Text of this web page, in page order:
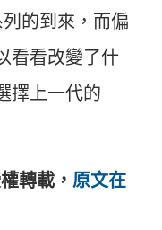
的到來，而偏
看看改變了什
擇上一代的
轉載， 原文在